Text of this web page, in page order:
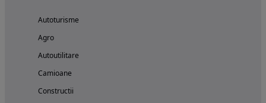
Autoturisme
Agro
Autoutilitare
Camioane
Constructii